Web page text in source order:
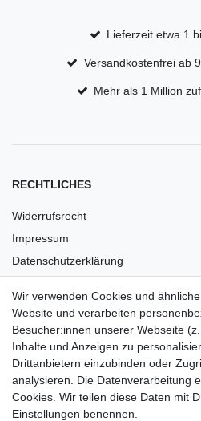
Lieferzeit etwa 1
Versandkostenfrei ab
Mehr als 1 Million
RECHTLICHES
Widerrufsrecht
Impressum
Datenschutzerklärung
Versandkosten
Barrierefreiheit
Anleitungen
Vertrag widerrufen
PARTNER
Wir verwenden Cookies und
Website und verarbeiten
Besucher:innen unserer Webseite
Inhalte und Anzeigen zu
Drittanbietern einzubinden oder
analysieren. Die Datenverarbeitung
Cookies. Wir teilen diese Daten mit
Einstellungen benennen.